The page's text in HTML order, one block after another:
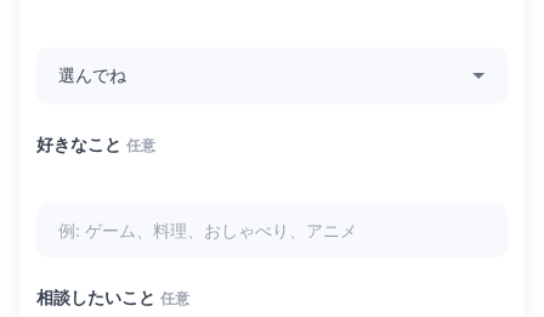
好きなこと 任意
相談したいこと 任意